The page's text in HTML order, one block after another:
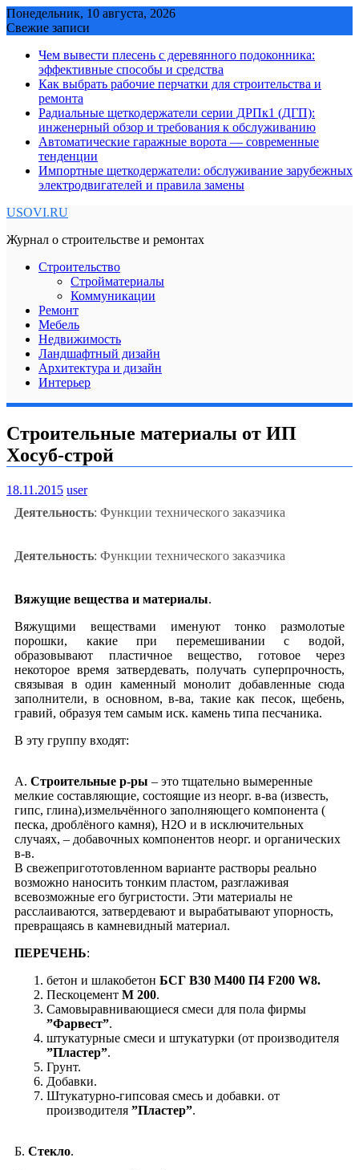
Skip
to
Понедельник, 10 августа, 2026
Свежие записи
Чем вывести плесень с деревянного подоконника:
эффективные способы и средства
Как выбрать рабочие перчатки для строительства и
ремонта
Радиальные щеткодержатели серии ДРПк1 (ДГП):
инженерный обзор и требования к обслуживанию
Автоматические гаражные ворота — современные
тенденции
Импортные щеткодержатели: обслуживание зарубежных
электродвигателей и правила замены
USOVI.RU
Журнал о строительстве и ремонтах
Строительство
Стройматериалы
Коммуникации
Ремонт
Мебель
Недвижимость
Ландшафтный дизайн
Архитектура и дизайн
Интерьер
Строительные материалы от ИП
Xосуб-строй
18.11.2015 user
Деятельность: Функции технического заказчика
Деятельность: Функции технического заказчика
Вяжущие вещества и материалы.
Вяжущими веществами именуют тонко размолотые
порошки, какие при перемешивании с водой,
образовывают пластичное вещество, готовое через
некоторое время затвердевать, получать суперпрочность,
связывая в один каменный монолит добавленные сюда
заполнители, в основном, в-ва, такие как песок, щебень,
гравий, образуя тем самым иск. камень типа песчаника.
В эту группу входят:
А. Строительные р-ры – это тщательно вымеренные
мелкие составляющие, состоящие из неорг. в-ва (известь,
гипс, глина),измельчённого заполняющего компонента (
песка, дроблёного камня), Н2О и в исключительных
случаях, – добавочных компонентов неорг. и органических
в-в.
В свежепригототовленном варианте растворы реально
возможно наносить тонким пластом, разглаживая
всевозможные его бугристости. Эти материалы не
расслаиваются, затвердевают и вырабатывают упорность,
превращаясь в камневидный материал.
ПЕРЕЧЕНЬ:
бетон и шлакобетон БСГ В30 М400 П4 F200 W8.
Пескоцемент М 200.
Самовыравнивающиеся смеси для пола фирмы
”Фарвест”.
штукатурные смеси и штукатурки (от производителя
”Пластер”.
Грунт.
Добавки.
Штукатурно-гипсовая смесь и добавки. от
производителя ”Пластер”.
Б. Стекло.